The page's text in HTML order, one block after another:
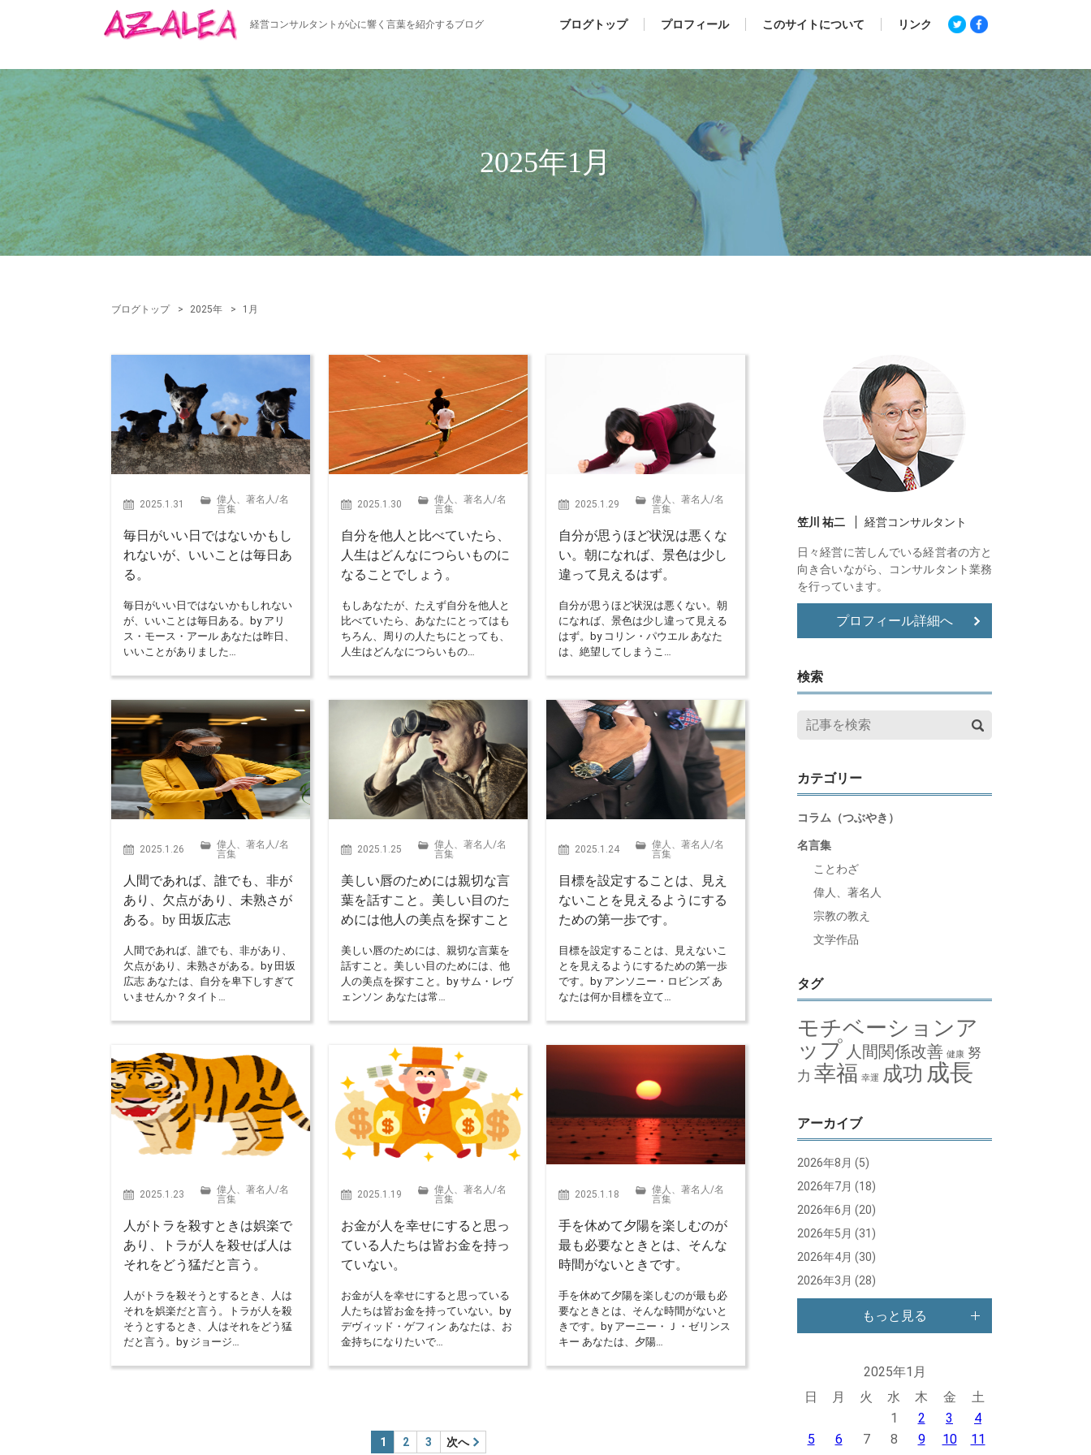
経営コンサルタントが心に響く言葉を紹介するブログ ブログトップ プロフィール このサイトについて リンク
2025年1月
ブログトップ 2025年 1月
2025.1.31 偉人、著名人/名
言集
毎日がいい日ではないかもし
れないが、いいことは毎日あ
る。
毎日がいい日ではないかもしれない
が、いいことは毎日ある。by アリ
ス・モース・アール あなたは昨日、
いいことがありました…
2025.1.30 偉人、著名人/名
言集
自分を他人と比べていたら、
人生はどんなにつらいものに
なることでしょう。
もしあなたが、たえず自分を他人と
比べていたら、あなたにとってはも
ちろん、周りの人たちにとっても、
人生はどんなにつらいもの…
2025.1.29 偉人、著名人/名
言集
自分が思うほど状況は悪くな
い。朝になれば、景色は少し
違って見えるはず。
自分が思うほど状況は悪くない。朝
になれば、景色は少し違って見える
はず。by コリン・パウエル あなた
は、絶望してしまうこ…
2025.1.26 偉人、著名人/名
言集
人間であれば、誰でも、非が
あり、欠点があり、未熟さが
ある。by 田坂広志
人間であれば、誰でも、非があり、
欠点があり、未熟さがある。by 田坂
広志 あなたは、自分を卑下しすぎて
いませんか？タイト…
2025.1.25 偉人、著名人/名
言集
美しい唇のためには親切な言
葉を話すこと。美しい目のた
めには他人の美点を探すこと
美しい唇のためには、親切な言葉を
話すこと。美しい目のためには、他
人の美点を探すこと。by サム・レヴ
ェンソン あなたは常…
2025.1.24 偉人、著名人/名
言集
目標を設定することは、見え
ないことを見えるようにする
ための第一歩です。
目標を設定することは、見えないこ
とを見えるようにするための第一歩
です。by アンソニー・ロビンズ あ
なたは何か目標を立て…
2025.1.23 偉人、著名人/名
言集
人がトラを殺すときは娯楽で
あり、トラが人を殺せば人は
それをどう猛だと言う。
人がトラを殺そうとするとき、人は
それを娯楽だと言う。トラが人を殺
そうとするとき、人はそれをどう猛
だと言う。by ジョージ…
2025.1.19 偉人、著名人/名
言集
お金が人を幸せにすると思っ
ている人たちは皆お金を持っ
ていない。
お金が人を幸せにすると思っている
人たちは皆お金を持っていない。by
デヴィッド・ゲフィン あなたは、お
金持ちになりたいで…
2025.1.18 偉人、著名人/名
言集
手を休めて夕陽を楽しむのが
最も必要なときとは、そんな
時間がないときです。
手を休めて夕陽を楽しむのが最も必
要なときとは、そんな時間がないと
きです。by アーニー・Ｊ・ゼリンス
キー あなたは、夕陽…
1 2 3 次へ
笠川 祐二 経営コンサルタント
日々経営に苦しんでいる経営者の方と
向き合いながら、コンサルタント業務
を行っています。
プロフィール詳細へ
検索
カテゴリー
コラム（つぶやき）
名言集
ことわざ
偉人、著名人
宗教の教え
文学作品
タグ
モチベーションア
ップ 人間関係改善 健康 努
力 幸福 幸運 成功 成長
アーカイブ
2026年8月 (5)
2026年7月 (18)
2026年6月 (20)
2026年5月 (31)
2026年4月 (30)
2026年3月 (28)
もっと見る
2025年1月
日
月 火 水 木 金
土
1
2 3
4
5
6 7 8 9 10
11